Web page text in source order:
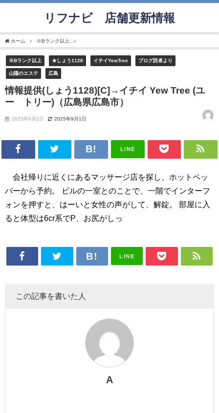
リフナビ®店舗更新情報
ホーム ※Bランク以上
※Bランク以上 ★しょう1128 イチイYewTree ブログ読者より
山陽のエステ 広島
情報提供(しょう1128)[C]→イチイ Yew Tree (ユ
ー トリー)（広島県広島市）
2025年9月1日 2025年9月1日
LINE
会社帰りに近くにあるマッサージ店を探し、ホットペッ
パーから予約。 ビルの一室とのことで、一階でインターフ
ォンを押すと、はーいと女性の声がして、解錠。 部屋に入
ると体型は6cr系でP、お尻がしっ
LINE
この記事を書いた人
A